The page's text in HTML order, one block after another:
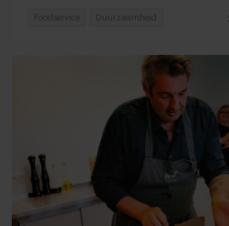
Foodservice Duurzaamheid